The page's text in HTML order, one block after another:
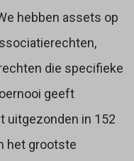
hebben assets op
die specifieke
geeft
uitgezonden in 152
het grootste